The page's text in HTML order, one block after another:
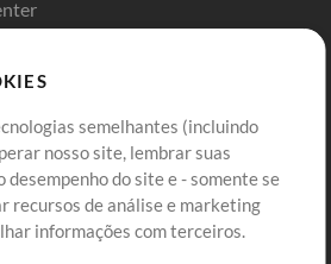
Entre
Cadastre-se
Ir ao carrinho
semelhantes (incluindo
nosso site, lembrar suas
desempenho do site e - somente se
recursos de análise e marketing
informações com terceiros.